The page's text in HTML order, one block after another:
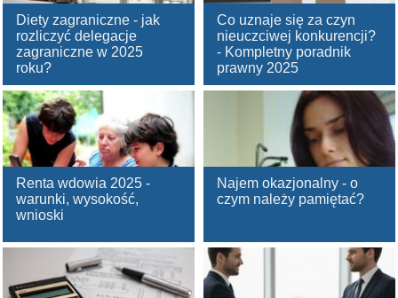
Diety zagraniczne - jak
rozliczyć delegacje
zagraniczne w 2025
roku?
Co uznaje się za czyn
nieuczciwej konkurencji?
- Kompletny poradnik
prawny 2025
Renta wdowia 2025 -
warunki, wysokość,
wnioski
Najem okazjonalny - o
czym należy pamiętać?